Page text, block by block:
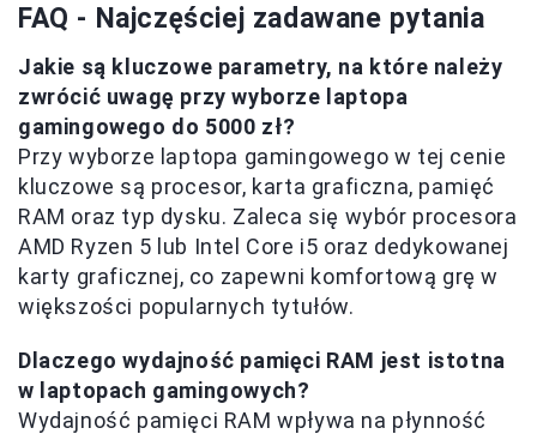
FAQ - Najczęściej zadawane pytania
Jakie są kluczowe parametry, na które należy
zwrócić uwagę przy wyborze laptopa
gamingowego do 5000 zł?
Przy wyborze laptopa gamingowego w tej cenie
kluczowe są procesor, karta graficzna, pamięć
RAM oraz typ dysku. Zaleca się wybór procesora
AMD Ryzen 5 lub Intel Core i5 oraz dedykowanej
karty graficznej, co zapewni komfortową grę w
większości popularnych tytułów.
Dlaczego wydajność pamięci RAM jest istotna
w laptopach gamingowych?
Wydajność pamięci RAM wpływa na płynność